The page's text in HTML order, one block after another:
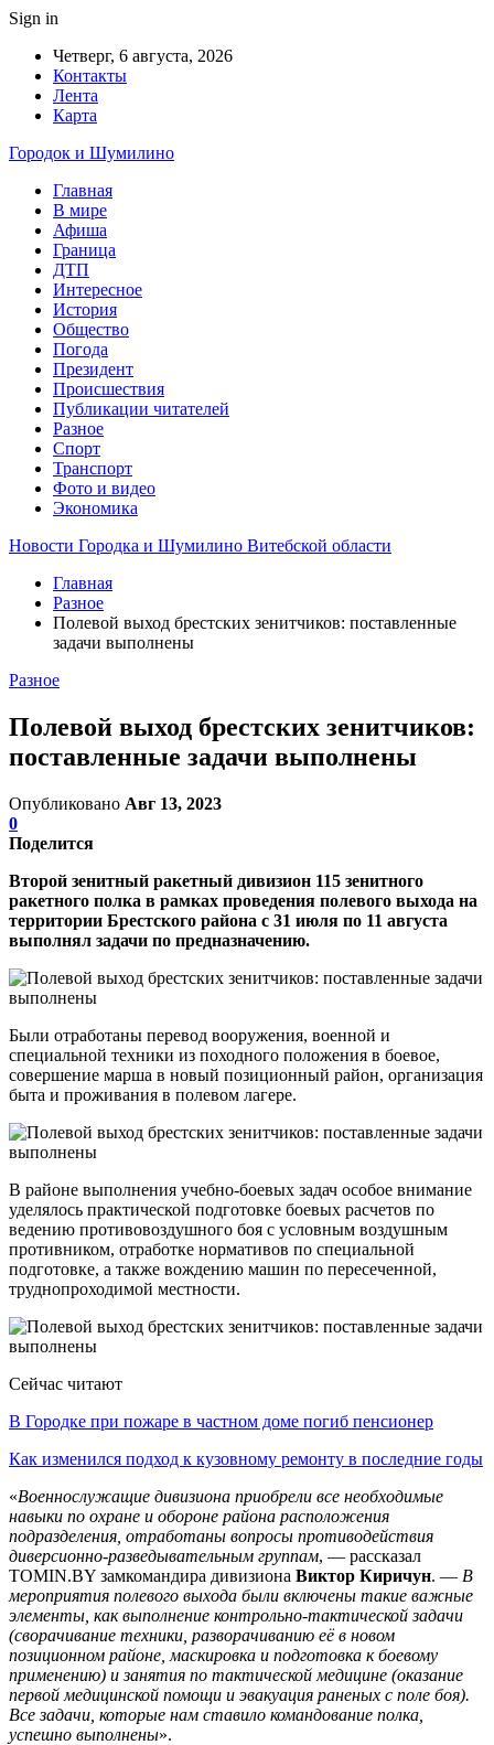
Sign in
Четверг, 6 августа, 2026
Контакты
Лента
Карта
Городок и Шумилино
Главная
В мире
Афиша
Граница
ДТП
Интересное
История
Общество
Погода
Президент
Происшествия
Публикации читателей
Разное
Спорт
Транспорт
Фото и видео
Экономика
Новости Городка и Шумилино Витебской области
Главная
Разное
Полевой выход брестских зенитчиков: поставленные
задачи выполнены
Разное
Полевой выход брестских зенитчиков:
поставленные задачи выполнены
Опубликовано Авг 13, 2023
0
Поделится
Второй зенитный ракетный дивизион 115 зенитного
ракетного полка в рамках проведения полевого выхода на
территории Брестского района с 31 июля по 11 августа
выполнял задачи по предназначению.
Были отработаны перевод вооружения, военной и
специальной техники из походного положения в боевое,
совершение марша в новый позиционный район, организация
быта и проживания в полевом лагере.
В районе выполнения учебно-боевых задач особое внимание
уделялось практической подготовке боевых расчетов по
ведению противовоздушного боя с условным воздушным
противником, отработке нормативов по специальной
подготовке, а также вождению машин по пересеченной,
труднопроходимой местности.
Сейчас читают
В Городке при пожаре в частном доме погиб пенсионер
Как изменился подход к кузовному ремонту в последние годы
«Военнослужащие дивизиона приобрели все необходимые
навыки по охране и обороне района расположения
подразделения, отработаны вопросы противодействия
диверсионно-разведывательным группам, — рассказал
TOMIN.BY замкомандира дивизиона Виктор Киричун. — В
мероприятия полевого выхода были включены такие важные
элементы, как выполнение контрольно-тактической задачи
(сворачивание техники, разворачиванию её в новом
позиционном районе, маскировка и подготовка к боевому
применению) и занятия по тактической медицине (оказание
первой медицинской помощи и эвакуация раненых с поле боя).
Все задачи, которые нам ставило командование полка,
успешно выполнены».